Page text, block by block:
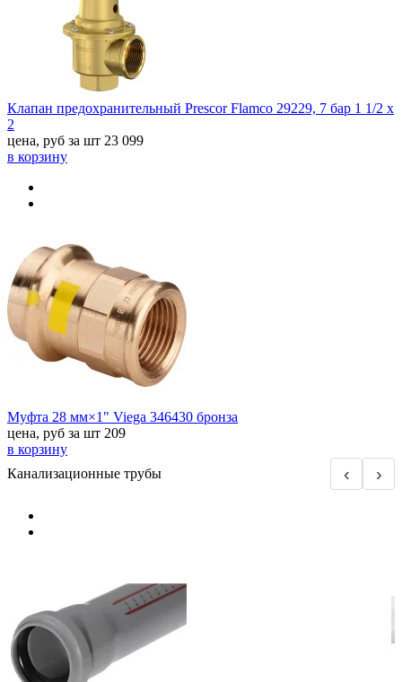
Клапан предохранительный Prescor Flamco 29229, 7 бар 1 1/2 х
2
цена, руб за шт 23 099
в корзину
Муфта 28 мм×1" Viega 346430 бронза
цена, руб за шт 209
в корзину
Канализационные трубы
‹ ›